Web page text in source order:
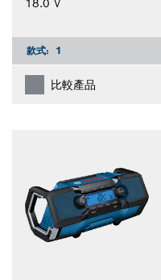
18.0 V
款式: 1
比較產品